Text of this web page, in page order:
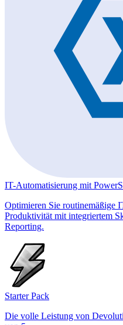
IT-Automatisierung mit
Optimieren Sie routinemäßige
Produktivität mit integriertem
Reporting.
Starter Pack
Die volle Leistung von